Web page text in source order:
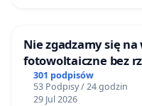
Nie zgadzamy się
fotowoltaiczne bez
mieszkańców
301 podpisów
53 Podpisy / 24 godzin
29 Jul 2026